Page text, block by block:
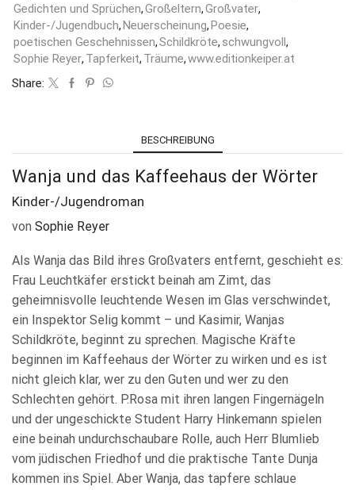
Gedichten und Sprüchen,Großeltern,Großvater,
Kinder-/Jugendbuch,Neuerscheinung,Poesie,
poetischen Geschehnissen,Schildkröte, schwungvoll,
Sophie Reyer, Tapferkeit, Träume,www.editionkeiper.at
Share:
BESCHREIBUNG
Wanja und das Kaffeehaus der Wörter
Kinder-/Jugendroman
von Sophie Reyer
Als Wanja das Bild ihres Großvaters entfernt, geschieht es:
Frau Leuchtkäfer erstickt beinah am Zimt, das
geheimnisvolle leuchtende Wesen im Glas verschwindet,
ein Inspektor Selig kommt – und Kasimir, Wanjas
Schildkröte, beginnt zu sprechen. Magische Kräfte
beginnen im Kaffeehaus der Wörter zu wirken und es ist
nicht gleich klar, wer zu den Guten und wer zu den
Schlechten gehört. P.Rosa mit ihren langen Fingernägeln
und der ungeschickte Student Harry Hinkemann spielen
eine beinah undurchschaubare Rolle, auch Herr Blumlieb
vom jüdischen Friedhof und die praktische Tante Dunja
kommen ins Spiel. Aber Wanja, das tapfere schlaue